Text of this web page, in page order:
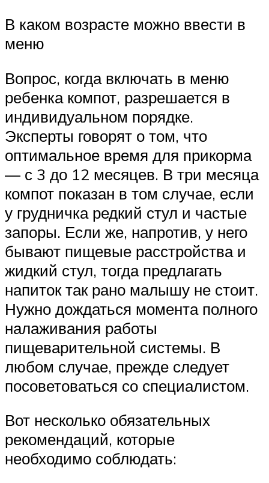
В каком возрасте можно ввести в
меню
Вопрос, когда включать в меню
ребенка компот, разрешается в
индивидуальном порядке.
Эксперты говорят о том, что
оптимальное время для прикорма
— с 3 до 12 месяцев. В три месяца
компот показан в том случае, если
у грудничка редкий стул и частые
запоры. Если же, напротив, у него
бывают пищевые расстройства и
жидкий стул, тогда предлагать
напиток так рано малышу не стоит.
Нужно дождаться момента полного
налаживания работы
пищеварительной системы. В
любом случае, прежде следует
посоветоваться со специалистом.
Вот несколько обязательных
рекомендаций, которые
необходимо соблюдать: